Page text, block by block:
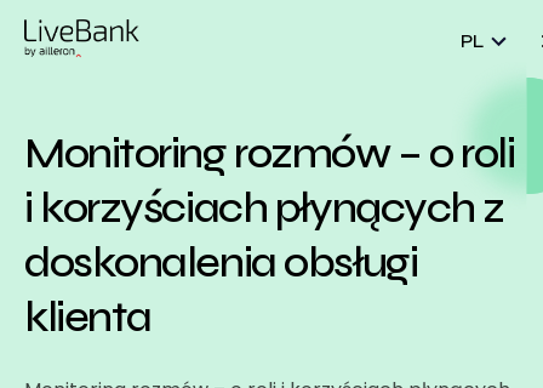
PL
Monitoring rozmów – o roli
i korzyściach płynących z
doskonalenia obsługi
klienta